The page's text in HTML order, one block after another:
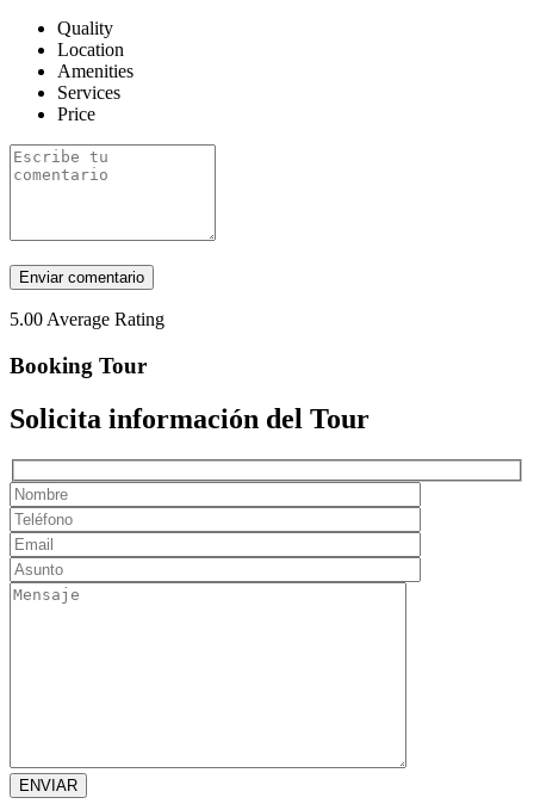
Quality
Location
Amenities
Services
Price
5.00 Average Rating
Booking Tour
Solicita información del Tour